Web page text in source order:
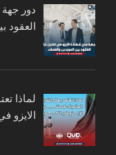
دور جهة
العقود
لماذا
الايزو